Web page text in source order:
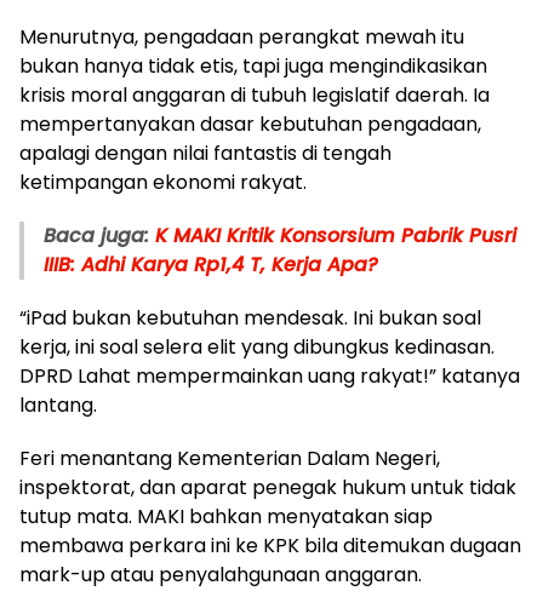
Menurutnya, pengadaan perangkat mewah itu
bukan hanya tidak etis, tapi juga mengindikasikan
krisis moral anggaran di tubuh legislatif daerah. Ia
mempertanyakan dasar kebutuhan pengadaan,
apalagi dengan nilai fantastis di tengah
ketimpangan ekonomi rakyat.
Baca juga: K MAKI Kritik Konsorsium Pabrik Pusri
IIIB: Adhi Karya Rp1,4 T, Kerja Apa?
“iPad bukan kebutuhan mendesak. Ini bukan soal
kerja, ini soal selera elit yang dibungkus kedinasan.
DPRD Lahat mempermainkan uang rakyat!” katanya
lantang.
Feri menantang Kementerian Dalam Negeri,
inspektorat, dan aparat penegak hukum untuk tidak
tutup mata. MAKI bahkan menyatakan siap
membawa perkara ini ke KPK bila ditemukan dugaan
mark-up atau penyalahgunaan anggaran.